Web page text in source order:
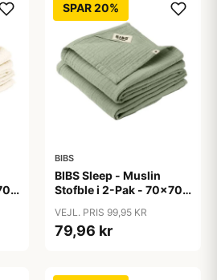
SPAR 20%
BIBS
BIBS Sleep - Muslin
Stofble i 2-Pak - 70x70
VEJL. PRIS 99,95 KR
79,96 kr